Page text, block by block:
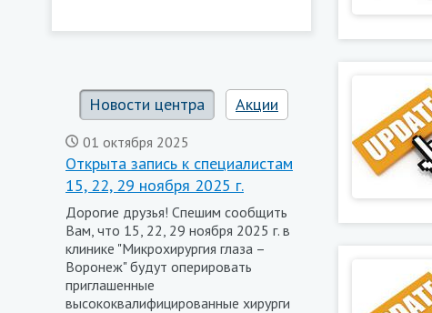
Новости центра Акции
01 октября 2025
Открыта запись к специалистам
15, 22, 29 ноября 2025 г.
Дорогие друзья! Спешим сообщить
Вам, что 15, 22, 29 ноября 2025 г. в
клинике "Микрохирургия глаза –
Воронеж" будут оперировать
приглашенные
высококвалифицированные хирурги